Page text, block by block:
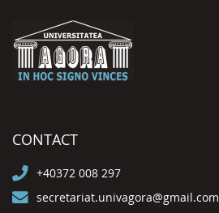
CONTACT
+40372 008 297
secretariat.univagora@gmail.com